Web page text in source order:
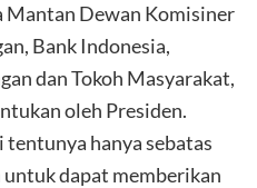
Mantan Dewan Komisiner
Bank Indonesia,
dan Tokoh Masyarakat,
oleh Presiden.
hanya sebatas
dapat memberikan